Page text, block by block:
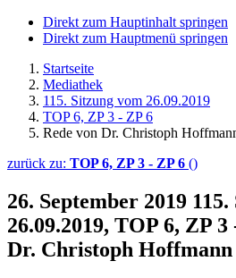
Direkt zum Hauptinhalt springen
Direkt zum Hauptmenü springen
Startseite
Mediathek
115. Sitzung vom 26.09.2019
TOP 6, ZP 3 - ZP 6
Rede von Dr. Christoph
zurück zu: TOP 6, ZP 3 - ZP 6 ()
26. September 2019
26.09.2019, TOP 6, ZP
Dr. Christoph Hoffmann